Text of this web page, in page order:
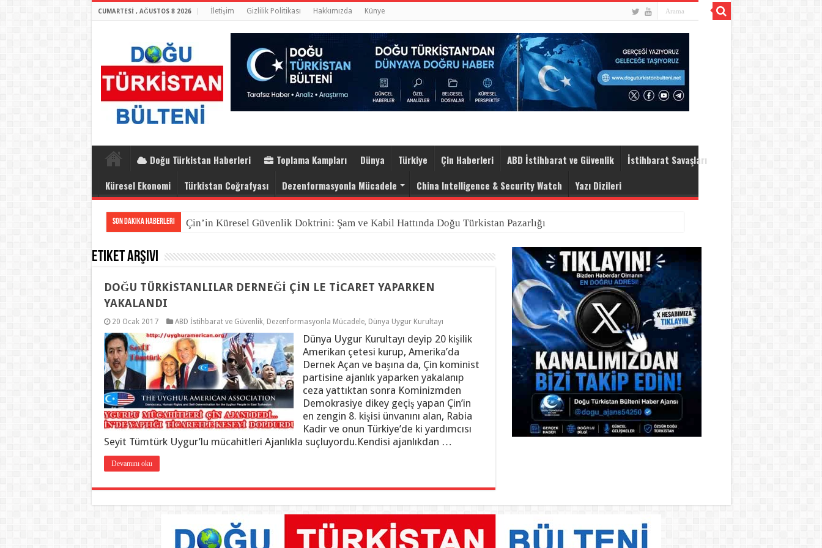
CUMARTESI , AĞUSTOS 8 2026 İletişim Gizlilik Politikası Hakkımızda Künye
Doğu Türkistan Haberleri Toplama Kampları Dünya Türkiye Çin Haberleri ABD İstihbarat ve Güvenlik
İstihbarat Savaşları
Küresel Ekonomi
Türkistan Coğrafyası Dezenformasyonla Mücadele China Intelligence & Security Watch Yazı Dizileri
Son Dakika Haberleri Çin’in Küresel Güvenlik Doktrini: Şam ve Kabil Hattında Doğu Türkistan Pazarlığı
Etiket Arşivi
DOĞU TÜRKİSTANLILAR DERNEĞİ ÇİN LE TİCARET YAPARKEN
YAKALANDI
20 Ocak 2017 ABD İstihbarat ve Güvenlik, Dezenformasyonla Mücadele, Dünya Uygur Kurultayı
Dünya Uygur Kurultayı deyip 20 kişilik
Amerikan çetesi kurup, Amerika’da
Dernek Açan ve başına da, Çin kominist
partisine ajanlık yaparken yakalanıp
ceza yattıktan sonra Kominizmden
Demokrasiye dikey geçiş yapan Çin’in
en zengin 8. kişisi ünvanını alan, Rabia
Kadir ve onun Türkiye’de ki yardımcısı
Seyit Tümtürk Uygur’lu mücahitleri Ajanlıkla suçluyordu.Kendisi ajanlıkdan …
Devamını oku